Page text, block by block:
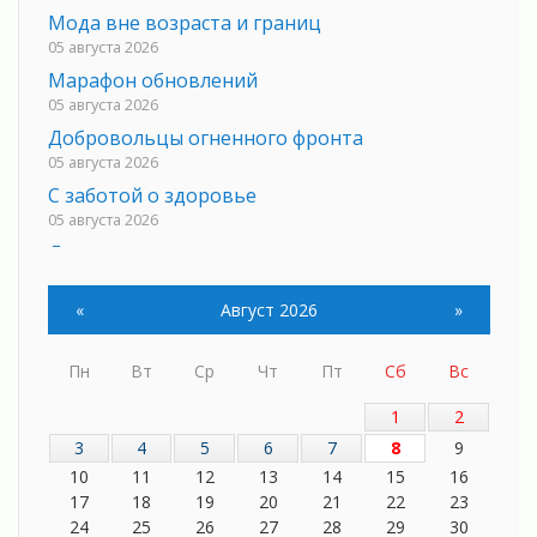
Мода вне возраста и границ
05 августа 2026
Марафон обновлений
05 августа 2026
Добровольцы огненного фронта
05 августа 2026
С заботой о здоровье
05 августа 2026
Лучшая из лучших
Пульс региона
05 августа 2026
«Результат командный, заслуга каждого
ведомства и муниципалитета»
Вдохновлять, просвещать и объединять!
05 августа 2026
Не оставят в беде
05 августа 2026
« Август 2026 »
Пн Вт Ср Чт Пт Сб
Вс
1
2
3
4 5 6 7 8
9
10
11 12 13 14 15
16
17
18 19 20 21 22
23
24
25 26 27 28 29
30